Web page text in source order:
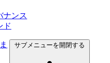
ナンス
ド
サブメニューを開閉する